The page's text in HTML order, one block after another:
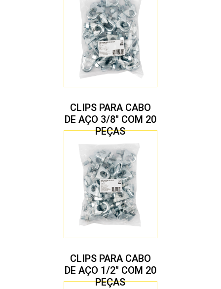
CLIPS PARA CABO
DE AÇO 3/8″ COM 20
PEÇAS
CLIPS PARA CABO
DE AÇO 1/2″ COM 20
PEÇAS